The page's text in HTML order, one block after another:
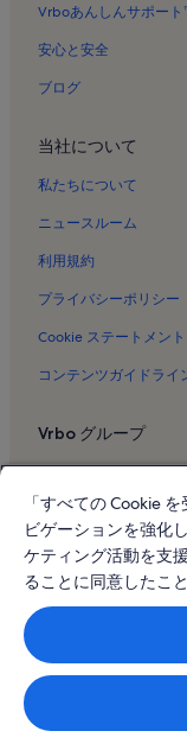
キャップ ダグドのバ
ポルティラーニュのバ
プラージュ・ナチュ
タル
サン ティベリーのバ
ペズナスのバケーショ
ブジーグのバケーショ
フロロンサックのバケ
ナチュリスト ビレッ
マルセイヤン プラー
ポール ヴァレリー美
トゥルブのバケーシ
ヴァルロのバケーショ
オーメのバケーショ
メーズのバケーション
モン サン クレアのバ
ビアス・プラージュの
モンタニャックのバ
Vrboあんしんサポート
安心と安全
ブログ
当社について
私たちについて
ニュースルーム
利用規約
プライバシーポリシー
Cookie ステートメント
コンテンツガイドラ
Vrbo グループ
Vrbo
Abritel.fr
FeWo-direkt.de
Bookabach.co.nz
© 2026 Vrbo, an
び Vrbo のロゴは、
「すべての Cookie
ビゲーションを強化
ケティング活動を支
ることに同意したこ